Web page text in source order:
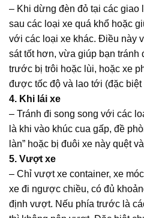
– Khi dừng đèn đỏ tại các giao
sau các loại xe quá khổ hoặc
với các loại xe khác. Điều này
sát tốt hơn, vừa giúp bạn tránh
trước bị trôi hoặc lùi, hoặc xe
được tốc độ và lao tới (đặc
4. Khi lái xe
– Tránh đi song song với các
là khi vào khúc cua gấp, đề
làn” hoặc bị đuôi xe này quệt
5. Vượt xe
– Chỉ vượt xe container, xe
xe đi ngược chiều, có đủ
định vượt. Nếu phía trước là